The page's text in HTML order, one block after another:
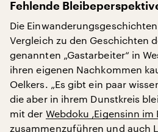
Fehlende
Die
Vergleich zu den Geschichten
genannten „Gastarbeiter“ in
ihren eigenen Nachkommen
Oelkers. „Es gibt ein paar
die aber in ihrem Dunstkreis
mit der Webdoku ‚Eigensinn
zusammenzuführen und auch